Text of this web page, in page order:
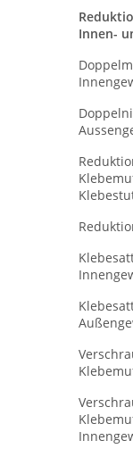
Innen-